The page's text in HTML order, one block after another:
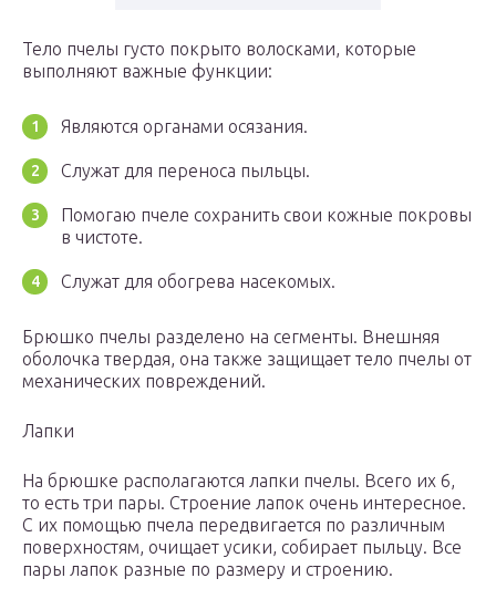
Тело пчелы густо покрыто волосками, которые
выполняют важные функции:
Являются органами осязания.
Служат для переноса пыльцы.
Помогаю пчеле сохранить свои кожные покровы
в чистоте.
Служат для обогрева насекомых.
Брюшко пчелы разделено на сегменты. Внешняя
оболочка твердая, она также защищает тело пчелы от
механических повреждений.
Лапки
На брюшке располагаются лапки пчелы. Всего их 6,
то есть три пары. Строение лапок очень интересное.
С их помощью пчела передвигается по различным
поверхностям, очищает усики, собирает пыльцу. Все
пары лапок разные по размеру и строению.